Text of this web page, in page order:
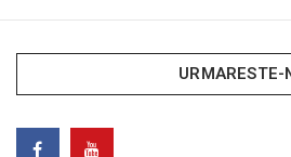
URMARESTE-